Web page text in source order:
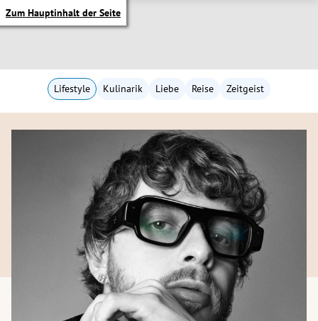
Zum Hauptinhalt der Seite
Lifestyle Kulinarik Liebe Reise Zeitgeist